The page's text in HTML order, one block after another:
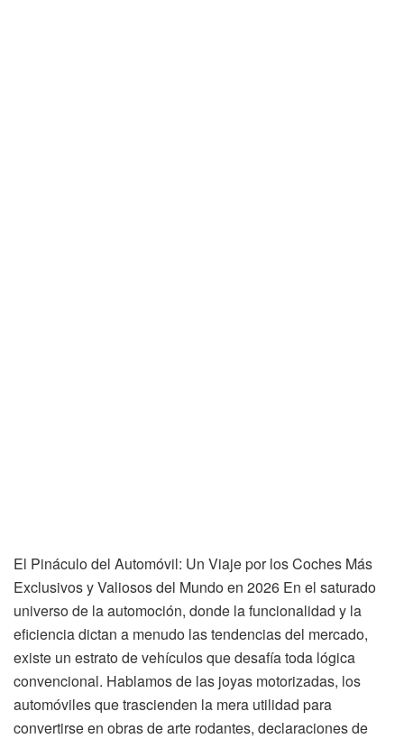
El Pináculo del Automóvil: Un Viaje por los Coches Más
Exclusivos y Valiosos del Mundo en 2026 En el saturado
universo de la automoción, donde la funcionalidad y la
eficiencia dictan a menudo las tendencias del mercado,
existe un estrato de vehículos que desafía toda lógica
convencional. Hablamos de las joyas motorizadas, los
automóviles que trascienden la mera utilidad para
convertirse en obras de arte rodantes, declaraciones de